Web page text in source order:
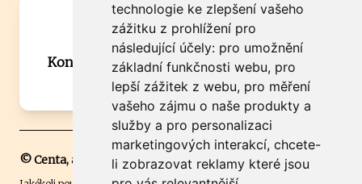
technologie ke zlepšení vašeho
zážitku z prohlížení pro
následující účely: pro umožnění
základní funkčnosti webu, pro
lepší zážitek z webu, pro měření
vašeho zájmu o naše produkty a
služby a pro personalizaci
marketingových interakcí, chcete-
li zobrazovat reklamy které jsou
Máte zajímavou informaci? Chcete
spolupracovat?
Kontaktujte šéfredaktora Martina Chalupu:
chalupa@ctidoma.cz
© Centa, a.s.